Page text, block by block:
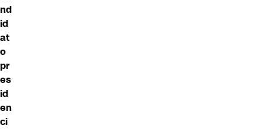
nd
id
at
o
pr
es
id
en
ci